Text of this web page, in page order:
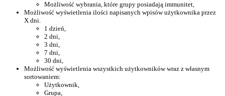
Możliwość wybrania, które grupy posiadają immunitet,
Możliwość wyświetlenia ilości napisanych wpisów użytkownika przez
X dni.
1 dzień,
2 dni,
3 dni,
7 dni,
30 dni,
Możliwość wyświetlenia wszystkich użytkowników wraz z własnym
sortowaniem:
Użytkownik,
Grupa,